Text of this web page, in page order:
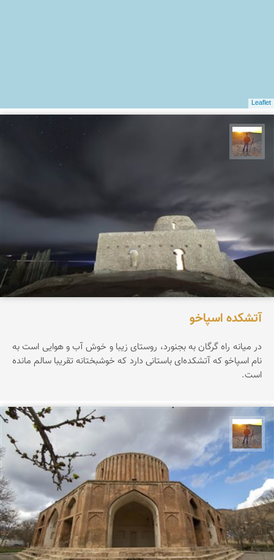
Leaflet
آتشکده اسپاخو
در میانه راه گرگان به بجنورد، روستای زیبا و خوش آب و هوایی است به
نام اسپاخو که آتشکده‌ای باستانی دارد که خوشبختانه تقریبا سالم مانده
است.
مهدی مخلصیان